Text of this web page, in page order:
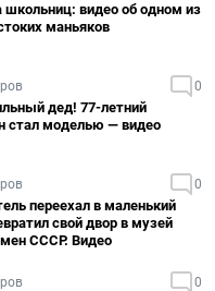
школьниц: видео об одном из
маньяков
0
дед! 77-летний
стал моделью — видео
0
переехал в маленький
свой двор в музей
СССР. Видео
0